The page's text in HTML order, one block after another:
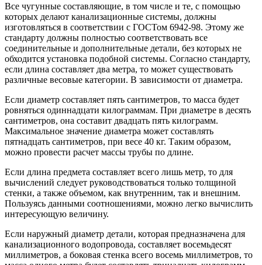
Все чугунные составляющие, в том числе и те, с помощью
которых делают канализационные системы, должны
изготовляться в соответствии с ГОСТом 6942-98. Этому же
стандарту должны полностью соответствовать все
соединительные и дополнительные детали, без которых не
обходится установка подобной системы. Согласно стандарту,
если длина составляет два метра, то может существовать
различные весовые категории. В зависимости от диаметра.
Если диаметр составляет пять сантиметров, то масса будет
ровняться одиннадцати килограммам. При диаметре в десять
сантиметров, она составит двадцать пять килограмм.
Максимальное значение диаметра может составлять
пятнадцать сантиметров, при весе 40 кг. Таким образом,
можно провести расчет массы трубы по длине.
Если длина предмета составляет всего лишь метр, то для
вычислений следует руководствоваться только толщиной
стенки, а также объемом, как внутренним, так и внешним.
Пользуясь данными соотношениями, можно легко вычислить
интересующую величину.
Если наружный диаметр детали, которая предназначена для
канализационного водопровода, составляет восемьдесят
миллиметров, а боковая стенка всего восемь миллиметров, то